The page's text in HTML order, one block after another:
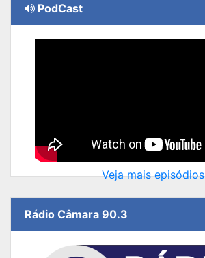
PodCast
Veja mais episódios
Rádio Câmara 90.3